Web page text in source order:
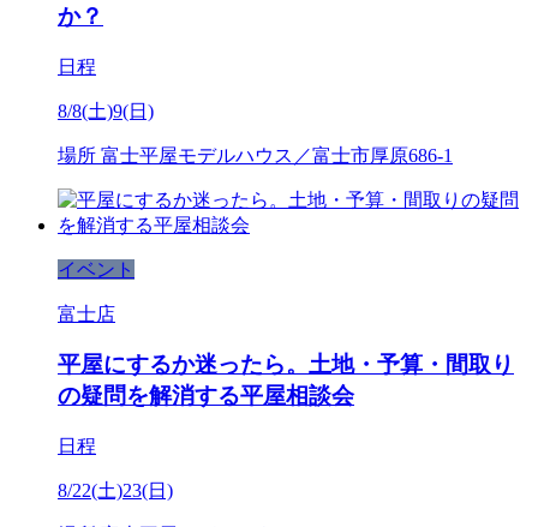
か？
日程
8/8(土)9(日)
場所 富士平屋モデルハウス／富士市厚原686-1
イベント
富士店
平屋にするか迷ったら。土地・予算・間取り
の疑問を解消する平屋相談会
日程
8/22(土)23(日)